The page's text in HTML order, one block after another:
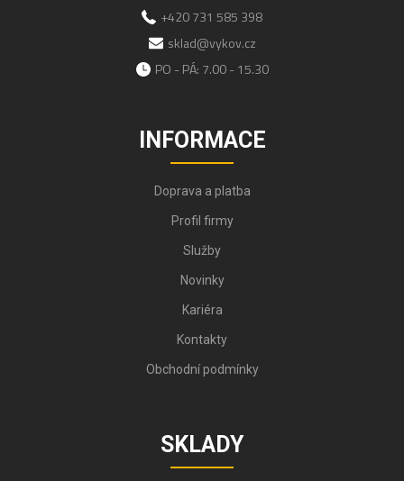
+420 731 585 398
sklad@vykov.cz
PO - PÁ: 7.00 - 15.30
INFORMACE
Doprava a platba
Profil firmy
Služby
Novinky
Kariéra
Kontakty
Obchodní podmínky
SKLADY